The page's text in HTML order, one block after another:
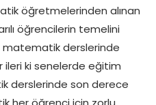
öğretmelerinden alınan
öğrencilerin temelini
matematik derslerinde
ileri ki senelerde eğitim
derslerinde son derece